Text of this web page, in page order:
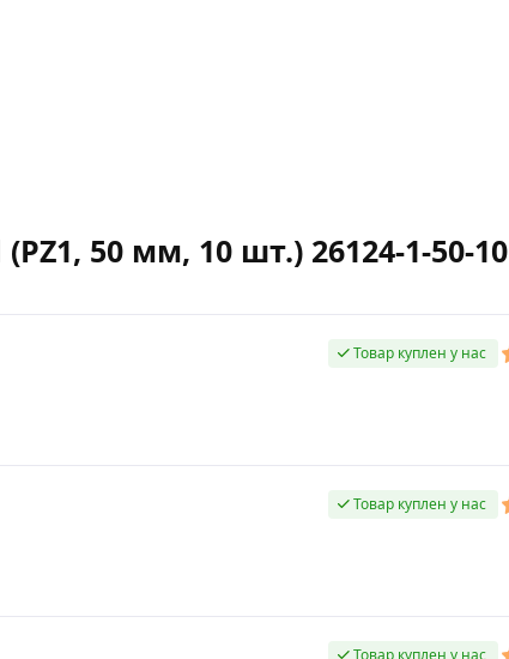
50 мм, 10 шт.) 26124-1-50-10
Товар куплен у нас
Товар куплен у нас
Товар куплен у нас